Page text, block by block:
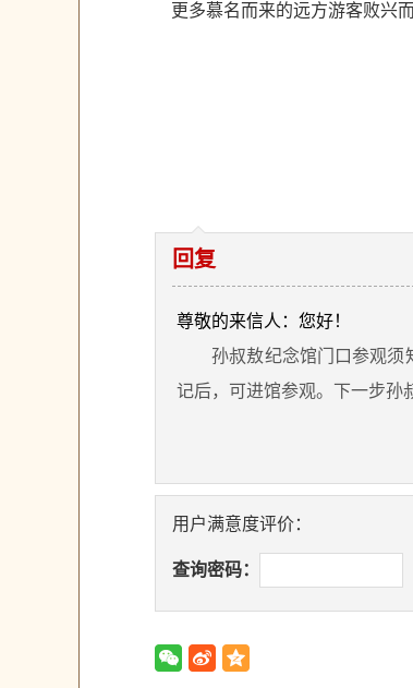
更多慕名而来的远方游客败兴
回复
尊敬的来信人：您好！
孙叔敖纪念馆门口参观须
记后，可进馆参观。下一步孙
用户满意度评价：
查询密码：